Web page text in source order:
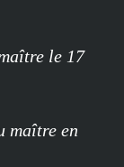
le 17
maître en